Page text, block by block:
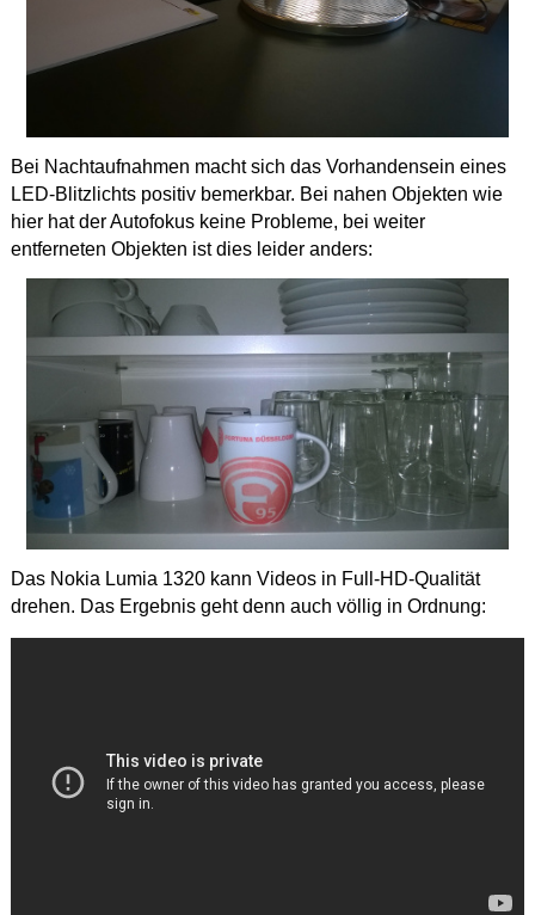
Bei Nachtaufnahmen macht sich das Vorhandensein eines
LED-Blitzlichts positiv bemerkbar. Bei nahen Objekten wie
hier hat der Autofokus keine Probleme, bei weiter
entferneten Objekten ist dies leider anders:
Das Nokia Lumia 1320 kann Videos in Full-HD-Qualität
drehen. Das Ergebnis geht denn auch völlig in Ordnung: